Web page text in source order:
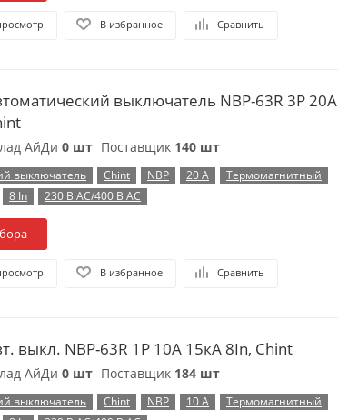
В избранное Сравнить
выключатель NBP-63R 3P 20А
АйДи 0 шт Поставщик 140 шт
выключатель Chint NBP 20 А
Термомагнитный
8 In 230 В AC/400 В AC
В избранное Сравнить
выкл. NBP-63R 1P 10А 15кА 8In, Chint
АйДи 0 шт Поставщик 184 шт
выключатель Chint NBP 10 А
Термомагнитный